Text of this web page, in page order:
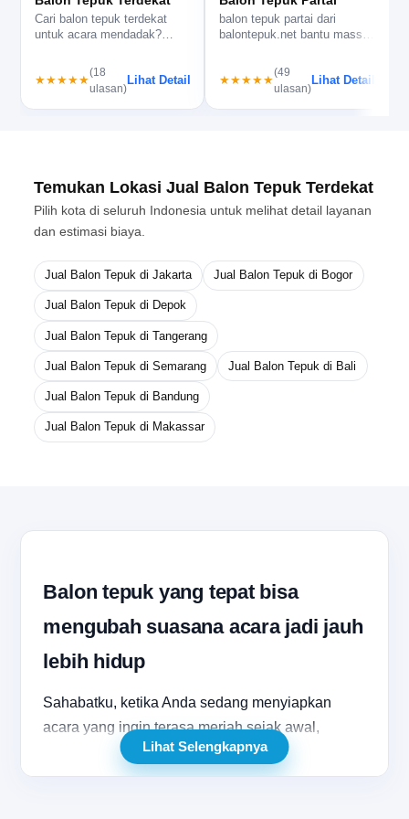
Cari balon tepuk terdekat
untuk acara mendadak?
★★★★★
(18
ulasan)
Lihat Detail
balon tepuk partai dari
balontepuk.net bantu massa
★★★★★
(49
ulasan)
Lihat Detail
Temukan Lokasi Jual Balon Tepuk Terdekat
Pilih kota di seluruh Indonesia untuk melihat detail layanan
dan estimasi biaya.
Jual Balon Tepuk di Jakarta Jual Balon Tepuk di Bogor
Jual Balon Tepuk di Depok
Jual Balon Tepuk di Tangerang
Jual Balon Tepuk di Semarang Jual Balon Tepuk di Bali
Jual Balon Tepuk di Bandung
Jual Balon Tepuk di Makassar
Balon tepuk yang tepat bisa
mengubah suasana acara jadi jauh
lebih hidup
Sahabatku, ketika Anda sedang menyiapkan
acara yang ingin terasa meriah sejak awal,
balon tepukyang tepat sering kali
menjadi keputusan kecil yang dampaknya besar.
Lihat Selengkapnya